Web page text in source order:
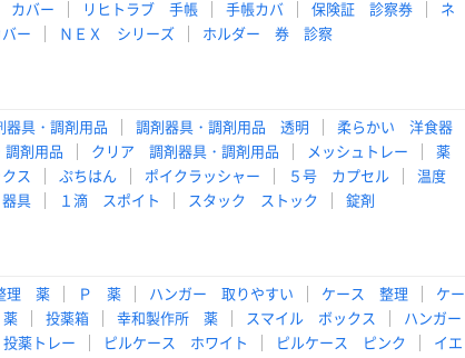
バー リヒトラブ 手帳 手帳カバ 保険証 診察券
ネ
ー ＮＥＸ シリーズ ホルダー 券 診察
具・調剤用品 調剤器具・調剤用品 透明
柔らかい 洋食器
剤用品 クリア 調剤器具・調剤用品 メッシュトレー
薬
ス ぷちはん ポイクラッシャー ５号 カプセル
温度
具 １滴 スポイト スタック ストック 錠剤
理 薬 Ｐ 薬 ハンガー 取りやすい ケース 整理
ケー
投薬箱 幸和製作所 薬 スマイル ボックス
ハンガー
薬トレー ピルケース ホワイト ピルケース ピンク
イエ